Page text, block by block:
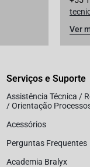
Ver
Serviços e Suporte
Assistência Técnica /
/ Orientação
Acessórios
Perguntas Frequentes
Academia Bralyx